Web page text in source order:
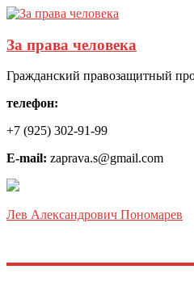
За права человека
Гражданский правозащитный
телефон:
+7 (925) 302-91-99
E-mail: zaprava.s@gmail.com
Лев Александрович Пономарев